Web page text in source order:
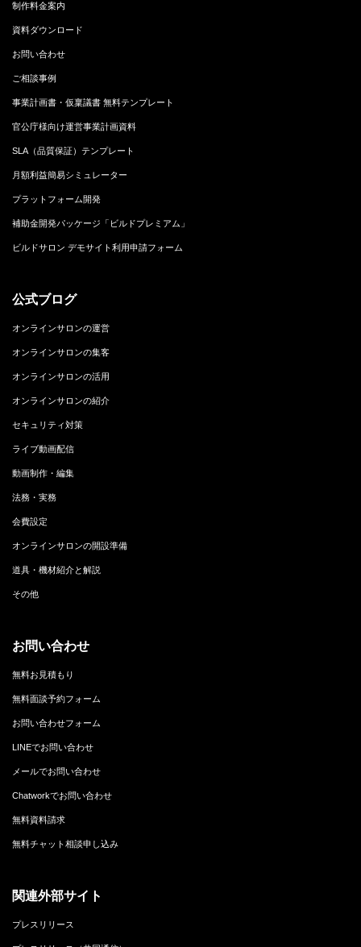
制作料金案内
資料ダウンロード
お問い合わせ
ご相談事例
事業計画書・仮稟議書 無料テンプレート
官公庁様向け運営事業計画資料
SLA（品質保証）テンプレート
月額利益簡易シミュレーター
プラットフォーム開発
補助金開発パッケージ「ビルドプレミアム」
ビルドサロン デモサイト利用申請フォーム
公式ブログ
オンラインサロンの運営
オンラインサロンの集客
オンラインサロンの活用
オンラインサロンの紹介
セキュリティ対策
ライブ動画配信
動画制作・編集
法務・実務
会費設定
オンラインサロンの開設準備
道具・機材紹介と解説
その他
お問い合わせ
無料お見積もり
無料面談予約フォーム
お問い合わせフォーム
LINEでお問い合わせ
メールでお問い合わせ
Chatworkでお問い合わせ
無料資料請求
無料チャット相談申し込み
関連外部サイト
プレスリリース